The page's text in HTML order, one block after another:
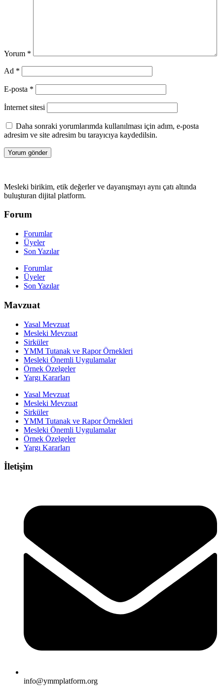
Yorum *
Ad *
E-posta *
İnternet sitesi
Daha sonraki yorumlarımda kullanılması için adım, e-posta
adresim ve site adresim bu tarayıcıya kaydedilsin.
Mesleki birikim, etik değerler ve dayanışmayı aynı çatı altında
buluşturan dijital platform.
Forum
Forumlar
Üyeler
Son Yazılar
Forumlar
Üyeler
Son Yazılar
Mavzuat
Yasal Mevzuat
Mesleki Mevzuat
Sirküler
YMM Tutanak ve Rapor Örnekleri
Mesleki Önemli Uygulamalar
Örnek Özelgeler
Yargı Kararları
Yasal Mevzuat
Mesleki Mevzuat
Sirküler
YMM Tutanak ve Rapor Örnekleri
Mesleki Önemli Uygulamalar
Örnek Özelgeler
Yargı Kararları
İletişim
info@ymmplatform.org